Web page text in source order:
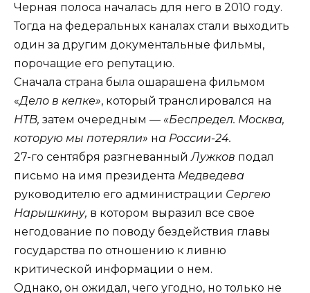
Черная полоса началась для него в 2010 году.
Тогда на федеральных каналах стали выходить
один за другим документальные фильмы,
порочащие его репутацию.
Сначала страна была ошарашена фильмом
«Дело в кепке», который транслировался на
НТВ, затем очередным — «Беспредел. Москва,
которую мы потеряли» на России-24.
27-го сентября разгневанныйЛужков подал
письмо на имя президента Медведева
руководителю его администрации Сергею
Нарышкину, в котором выразил все свое
негодование по поводу бездействия главы
государства по отношению к ливню
критической информации о нем.
Однако, он ожидал, чего угодно, но только не